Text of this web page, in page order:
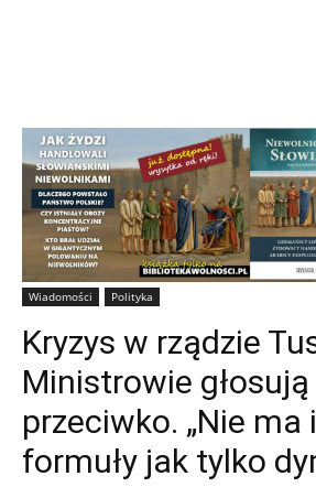
Wiadomości Polityka
Kryzys w rządzie
Ministrowie głosują
przeciwko. „Nie ma
formuły jak tylko